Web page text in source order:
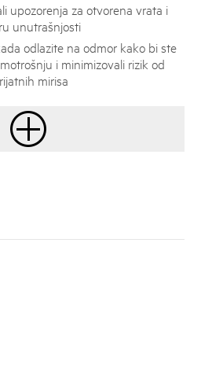
upozorenja za otvorena vrata i
unutrašnjosti
odlazite na odmor kako bi ste
i minimizovali rizik od
mirisa